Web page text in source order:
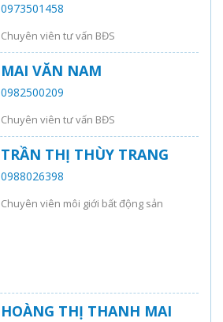
0973501458
Chuyên viên tư vấn BĐS
MAI VĂN NAM
0982500209
Chuyên viên tư vấn BĐS
TRẦN THỊ THÙY TRANG
0988026398
Chuyên viên môi giới bất động sản
HOÀNG THỊ THANH MAI